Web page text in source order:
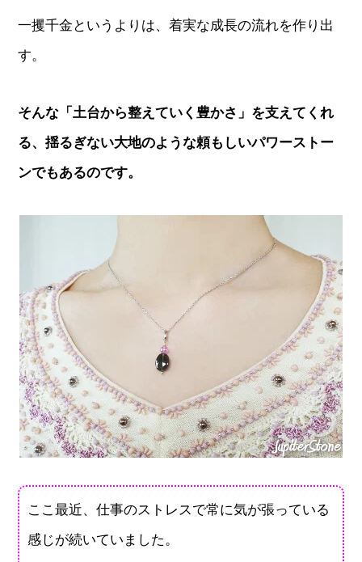
一攫千金というよりは、着実な成長の流れを作り出
す。
そんな「土台から整えていく豊かさ」を支えてくれ
る、揺るぎない大地のような頼もしいパワーストー
ンでもあるのです。
ここ最近、仕事のストレスで常に気が張っている
感じが続いていました。